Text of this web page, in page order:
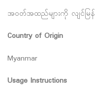
အဝတ်အထည်များကို လျင်မြ
Country of Origin
Myanmar
Usage Instructions